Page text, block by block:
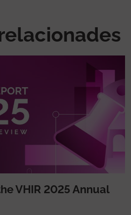
VHIR 2025 Annual